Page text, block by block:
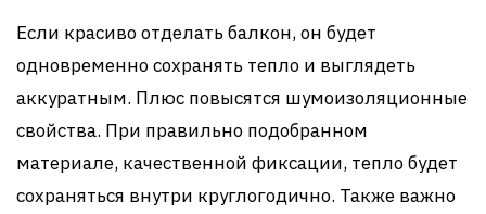
Если красиво отделать балкон, он будет
одновременно сохранять тепло и выглядеть
аккуратным. Плюс повысятся шумоизоляционные
свойства. При правильно подобранном
материале, качественной фиксации, тепло будет
сохраняться внутри круглогодично. Также важно